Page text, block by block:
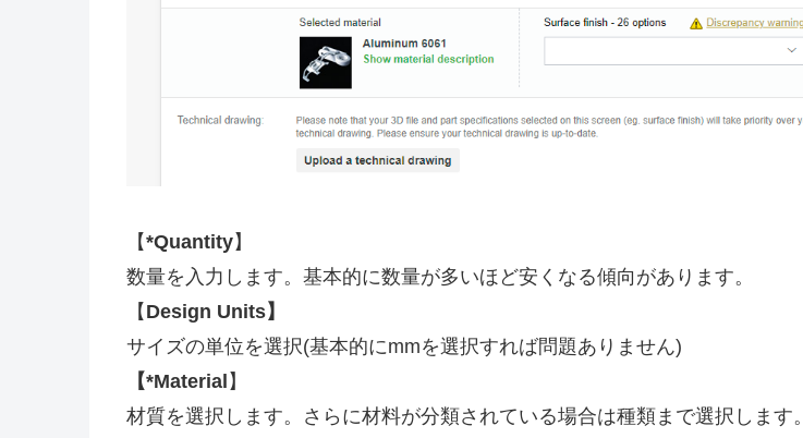
【*Quantity】
数量を入力します。基本的に数量が多いほど安くなる傾向があります。
【 Design Units】
サイズの単位を選択(基本的にmmを選択すれば問題ありません)
【*Material 】
材質を選択します。さらに材料が分類されている場合は種類まで選択します。